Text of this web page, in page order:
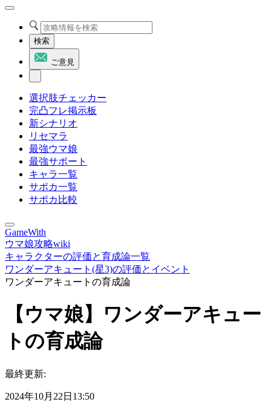
検索
ご意見
選択肢チェッカー
完凸フレ掲示板
新シナリオ
リセマラ
最強ウマ娘
最強サポート
キャラ一覧
サポカ一覧
サポカ比較
GameWith
ウマ娘攻略wiki
キャラクターの評価と育成論一覧
ワンダーアキュート(星3)の評価とイベント
ワンダーアキュートの育成論
【ウマ娘】ワンダーアキュー
トの育成論
最終更新:
2024年10月22日13:50